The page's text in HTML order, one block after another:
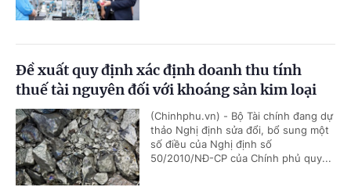
Đề xuất quy định xác định doanh thu tính
thuế tài nguyên đối với khoáng sản kim loại
(Chinhphu.vn) - Bộ Tài chính đang dự
thảo Nghị định sửa đổi, bổ sung một
số điều của Nghị định số
50/2010/NĐ-CP của Chính phủ quy...